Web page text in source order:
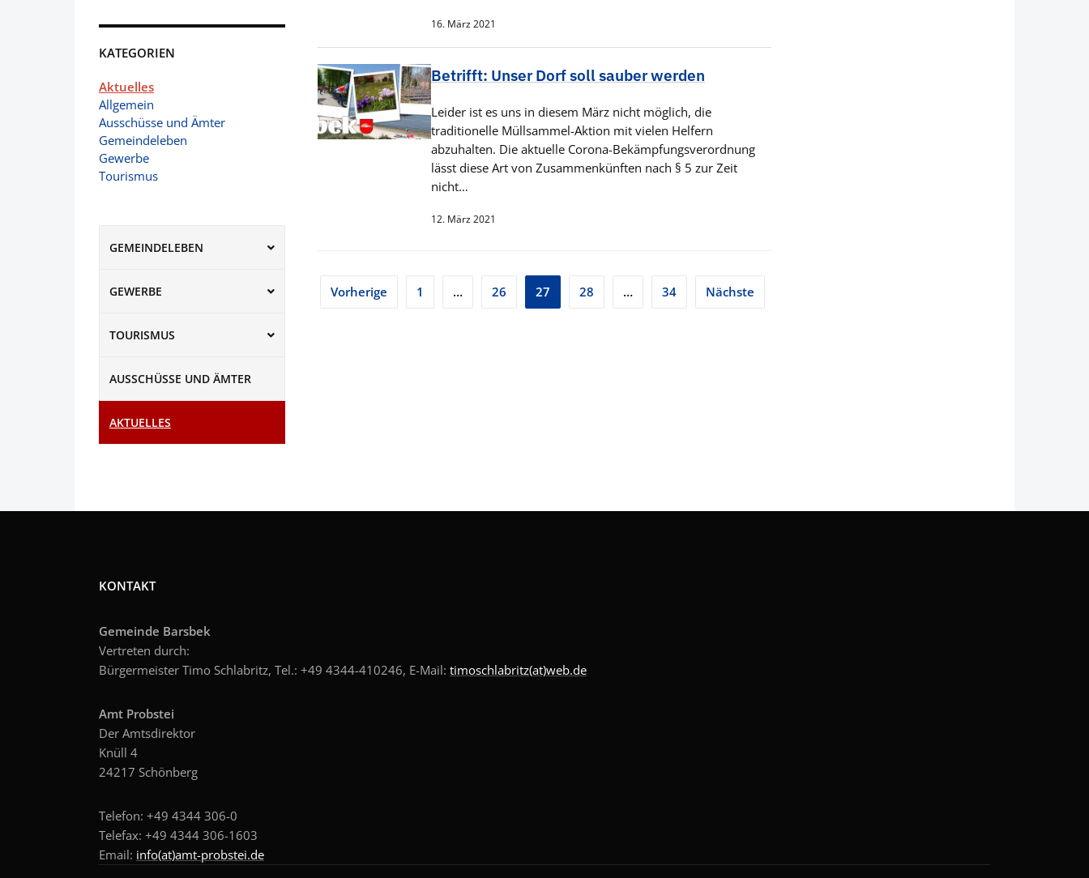
KATEGORIEN
Aktuelles
Allgemein
Ausschüsse und Ämter
Gemeindeleben
Gewerbe
Tourismus
GEMEINDELEBEN
GEWERBE
TOURISMUS
AUSSCHÜSSE UND ÄMTER
AKTUELLES
16. März 2021
Betrifft: Unser Dorf soll sauber werden
Leider ist es uns in diesem März nicht möglich, die
traditionelle Müllsammel-Aktion mit vielen Helfern
abzuhalten. Die aktuelle Corona-Bekämpfungsverordnung
lässt diese Art von Zusammenkünften nach § 5 zur Zeit
nicht…
12. März 2021
Seitennummerierung
Vorherige 1 … 26 27 28 … 34 Nächste
KONTAKT
Gemeinde Barsbek
Vertreten durch:
Bürgermeister Timo Schlabritz, Tel.: +49 4344-410246, E-Mail: timoschlabritz(at)web.de
Amt Probstei
Der Amtsdirektor
Knüll 4
24217 Schönberg
Telefon: +49 4344 306-0
Telefax: +49 4344 306-1603
Email: info(at)amt-probstei.de